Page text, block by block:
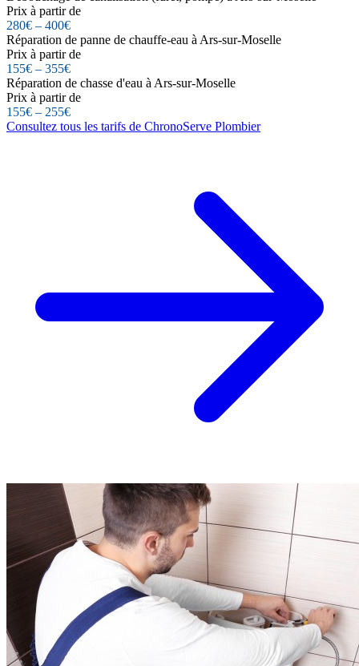
Prix à partir de
280€ – 400€
Réparation de panne de chauffe-eau à Ars-sur-Moselle
Prix à partir de
155€ – 355€
Réparation de chasse d'eau à Ars-sur-Moselle
Prix à partir de
155€ – 255€
Consultez tous les tarifs de ChronoServe Plombier